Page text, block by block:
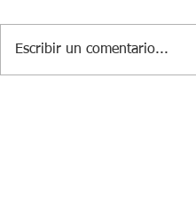
Escribir un comentario...